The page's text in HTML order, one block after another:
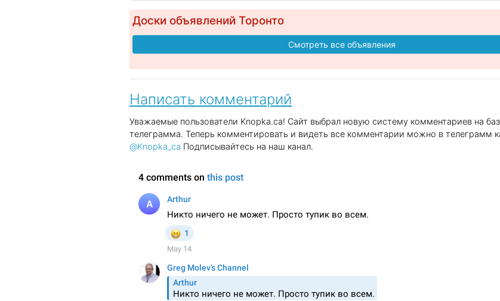
Доски объявлений Торонто
Смотреть все объявления
Написать комментарий
Уважаемые пользователи Knopka.ca! Сайт выбрал новую систему комментариев на
телеграмма. Теперь комментировать и видеть все комментарии можно в телеграмм
@Knopka_ca Подписывайтесь на наш канал.